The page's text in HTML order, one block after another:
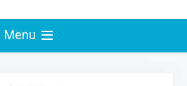
Menu